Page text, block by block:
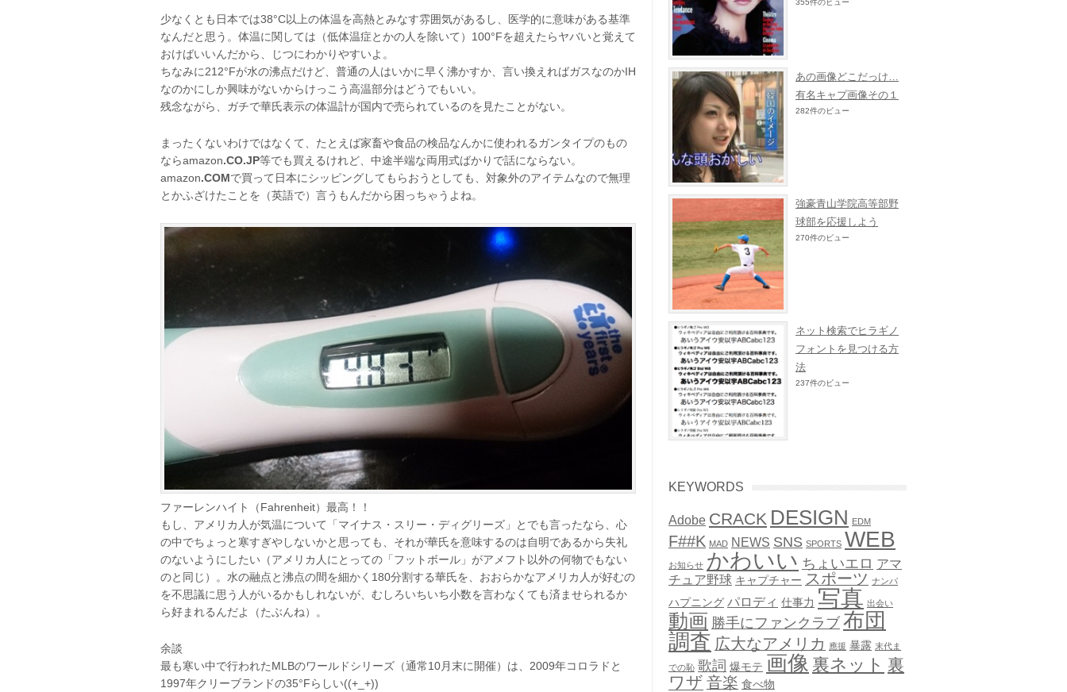
少なくとも日本では38°C以上の体温を高熱とみなす雰囲気があるし、医学的に意味がある基準
なんだと思う。体温に関しては（低体温症とかの人を除いて）100°Fを超えたらヤバいと覚えて
おけばいいんだから、じつにわかりやすいよ。
ちなみに212°Fが水の沸点だけど、普通の人はいかに早く沸かすか、言い換えればガスなのかIH
なのかにしか興味がないからけっこう高温部分はどうでもいい。
残念ながら、ガチで華氏表示の体温計が国内で売られているのを見たことがない。
まったくないわけではなくて、たとえば家畜や食品の検品なんかに使われるガンタイプのもの
ならamazon.CO.JP等でも買えるけれど、中途半端な両用式ばかりで話にならない。
amazon.COMで買って日本にシッピングしてもらおうとしても、対象外のアイテムなので無理
とかふざけたことを（英語で）言うもんだから困っちゃうよね。
ファーレンハイト（Fahrenheit）最高！！
もし、アメリカ人が気温について「マイナス・スリー・ディグリーズ」とでも言ったなら、心
の中でちょっと寒すぎやしないかと思っても、それが華氏を意味するのは自明であるから失礼
のないようにしたい（アメリカ人にとっての「フットボール」がアメフト以外の何物でもない
のと同じ）。水の融点と沸点の間を細かく180分割する華氏を、おおらかなアメリカ人が好むの
を不思議に思う人がいるかもしれないが、むしろいちいち小数を言わなくても済ませられるか
ら好まれるんだよ（たぶんね）。
余談
最も寒い中で行われたMLBのワールドシリーズ（通常10月末に開催）は、2009年コロラドと
1997年クリーブランドの35°Fらしい((+_+))
355件のビュー
あの画像どこだっけ…
有名キャプ画像その１
282件のビュー
強豪青山学院高等部野
球部を応援しよう
270件のビュー
ネット検索でヒラギノ
フォントを見つける方
法
237件のビュー
KEYWORDS
Adobe CRACK DESIGN EDM
F##K MAD NEWS SNS SPORTS WEB
お知らせ かわいい ちょいエロ アマ
チュア野球 キャプチャー スポーツ ナンパ
ハプニング パロディ 仕事力 写真 出会い
動画 勝手にファンクラブ布団
調査 広大なアメリカ 應援 暴露 末代ま
での恥 歌詞 爆モテ 画像 裏ネット 裏
ワザ 音楽 食べ物